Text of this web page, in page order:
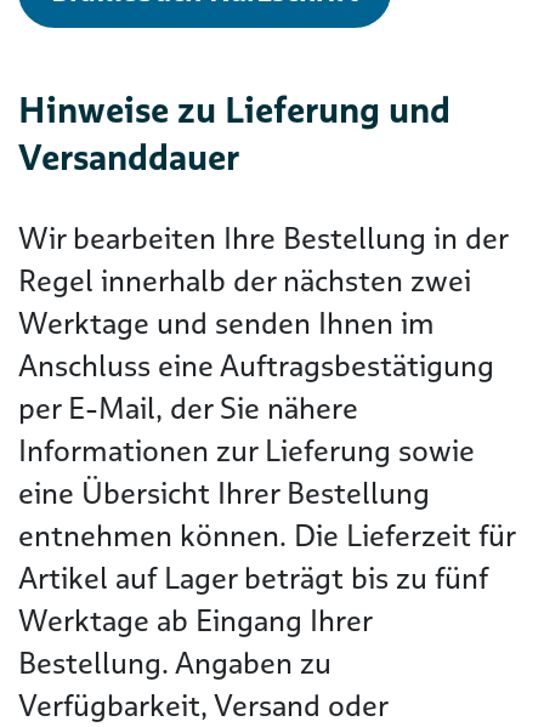
Hinweise zu Lieferung und
Versanddauer
Wir bearbeiten Ihre Bestellung in der
Regel innerhalb der nächsten zwei
Werktage und senden Ihnen im
Anschluss eine Auftragsbestätigung
per E-Mail, der Sie nähere
Informationen zur Lieferung sowie
eine Übersicht Ihrer Bestellung
entnehmen können. Die Lieferzeit für
Artikel auf Lager beträgt bis zu fünf
Werktage ab Eingang Ihrer
Bestellung. Angaben zu
Verfügbarkeit, Versand oder